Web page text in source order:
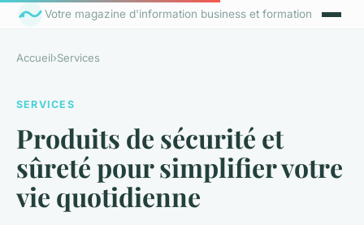
Votre magazine d'information business et formation
Accueil›Services
SERVICES
Produits de sécurité et
sûreté pour simplifier votre
vie quotidienne